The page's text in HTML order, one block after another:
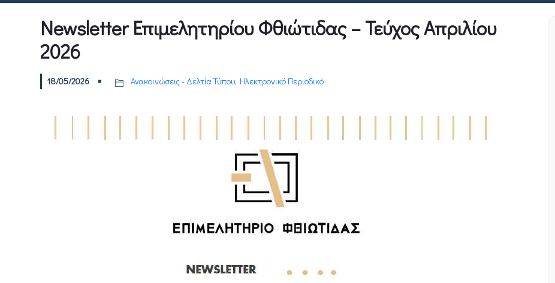
Newsletter Επιμελητηρίου Φθιώτιδας – Τεύχος Απριλίου
2026
18/05/2026 Ανακοινώσεις - Δελτία Τύπου, Ηλεκτρονικό Περιοδικό